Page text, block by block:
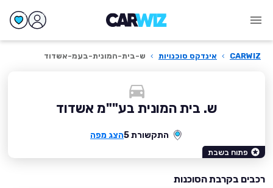
CARWIZ
› אינדקס סוכנויות › ש-בית-המונית-בעמ-אשדוד
ש. בית המונית בע""מ אשדוד
התקשורת 5 הצג מפה
פתוח בשבת
רכבים בקרבת הסוכנות